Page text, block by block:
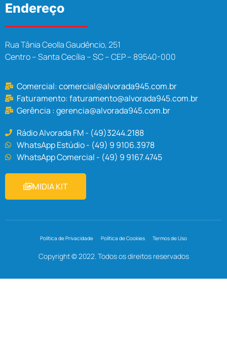
Endereço
Rua Tânia Ceolla Gaudêncio, 251
Centro – Santa Cecília – SC – CEP – 89540-000
Comercial:comercial@alvorada945.com.br
Faturamento:faturamento@alvorada945.com.br
Gerência :gerencia@alvorada945.com.br
Rádio Alvorada FM - (49)3244.2188
WhatsApp Estúdio - (49) 9 9106.3978
WhatsApp Comercial - (49) 9 9167.4745
MIDIA KIT
Política de Privacidade Política de Cookies Termos de Uso
Copyright © 2022. Todos os direitos reservados